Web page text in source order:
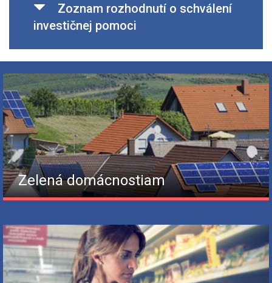
Zoznam rozhodnutí o schválení
investičnej pomoci
Zelená domácnostiam